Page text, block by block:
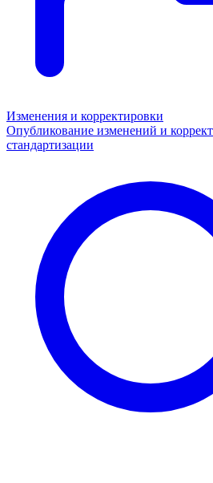
Изменения и корректировки
Опубликование изменений и
стандартизации